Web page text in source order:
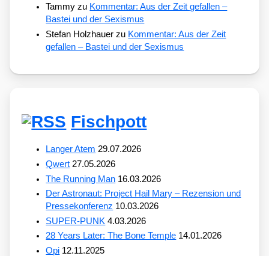
Tammy zu Kommentar: Aus der Zeit gefallen –
Bastei und der Sexismus
Stefan Holzhauer zu Kommentar: Aus der Zeit
gefallen – Bastei und der Sexismus
Fischpott
Langer Atem 29.07.2026
Qwert 27.05.2026
The Running Man 16.03.2026
Der Astronaut: Project Hail Mary – Rezension und
Pressekonferenz 10.03.2026
SUPER-PUNK 4.03.2026
28 Years Later: The Bone Temple 14.01.2026
Opi 12.11.2025